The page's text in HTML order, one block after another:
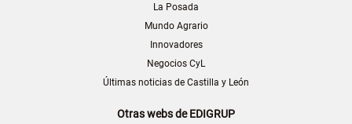
La Posada
Mundo Agrario
Innovadores
Negocios CyL
Últimas noticias de Castilla y León
Otras webs de EDIGRUP